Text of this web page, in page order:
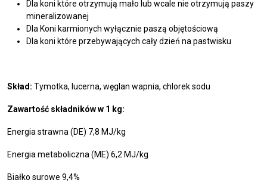
Dla koni które otrzymują mało lub wcale nie otrzymują paszy
mineralizowanej
Dla Koni karmionych wyłącznie paszą objętościową
Dla koni które przebywających cały dzień na pastwisku
Skład: Tymotka, lucerna, węglan wapnia, chlorek sodu
Zawartość składników w 1 kg:
Energia strawna (DE) 7,8 MJ/kg
Energia metaboliczna (ME) 6,2 MJ/kg
Białko surowe 9,4%